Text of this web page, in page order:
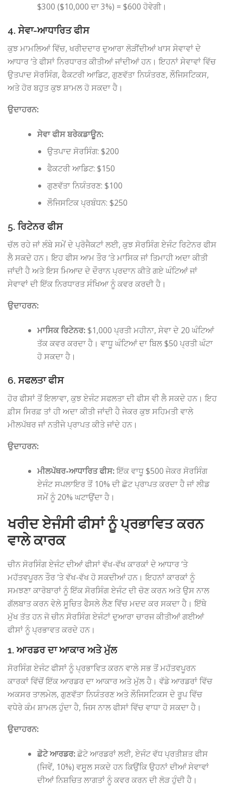
$300 ($10,000 ਦਾ 3%) = $600 ਹੋਵੇਗੀ।
4. ਸੇਵਾ-ਆਧਾਰਿਤ ਫੀਸ
ਕੁਝ ਮਾਮਲਿਆਂ ਵਿੱਚ, ਖਰੀਦਦਾਰ ਦੁਆਰਾ ਲੋੜੀਂਦੀਆਂ ਖਾਸ ਸੇਵਾਵਾਂ ਦੇ
ਆਧਾਰ ‘ਤੇ ਫੀਸਾਂ ਨਿਰਧਾਰਤ ਕੀਤੀਆਂ ਜਾਂਦੀਆਂ ਹਨ। ਇਹਨਾਂ ਸੇਵਾਵਾਂ ਵਿੱਚ
ਉਤਪਾਦ ਸੋਰਸਿੰਗ, ਫੈਕਟਰੀ ਆਡਿਟ, ਗੁਣਵੱਤਾ ਨਿਯੰਤਰਣ, ਲੌਜਿਸਟਿਕਸ,
ਅਤੇ ਹੋਰ ਬਹੁਤ ਕੁਝ ਸ਼ਾਮਲ ਹੋ ਸਕਦਾ ਹੈ।
ਉਦਾਹਰਨ:
ਸੇਵਾ ਫੀਸ ਬਰੇਕਡਾਊਨ:
ਉਤਪਾਦ ਸੋਰਸਿੰਗ: $200
ਫੈਕਟਰੀ ਆਡਿਟ: $150
ਗੁਣਵੱਤਾ ਨਿਯੰਤਰਣ: $100
ਲੌਜਿਸਟਿਕ ਪ੍ਰਬੰਧਨ: $250
5. ਰਿਟੇਨਰ ਫੀਸ
ਚੱਲ ਰਹੇ ਜਾਂ ਲੰਬੇ ਸਮੇਂ ਦੇ ਪ੍ਰੋਜੈਕਟਾਂ ਲਈ, ਕੁਝ ਸੋਰਸਿੰਗ ਏਜੰਟ ਰਿਟੇਨਰ ਫੀਸ
ਲੈ ਸਕਦੇ ਹਨ। ਇਹ ਫੀਸ ਆਮ ਤੌਰ ‘ਤੇ ਮਾਸਿਕ ਜਾਂ ਤਿਮਾਹੀ ਅਦਾ ਕੀਤੀ
ਜਾਂਦੀ ਹੈ ਅਤੇ ਇਸ ਮਿਆਦ ਦੇ ਦੌਰਾਨ ਪ੍ਰਦਾਨ ਕੀਤੇ ਗਏ ਘੰਟਿਆਂ ਜਾਂ
ਸੇਵਾਵਾਂ ਦੀ ਇੱਕ ਨਿਰਧਾਰਤ ਸੰਖਿਆ ਨੂੰ ਕਵਰ ਕਰਦੀ ਹੈ।
ਉਦਾਹਰਨ:
ਮਾਸਿਕ ਰਿਟੇਨਰ:$1,000 ਪ੍ਰਤੀ ਮਹੀਨਾ, ਸੇਵਾ ਦੇ 20 ਘੰਟਿਆਂ
ਤੱਕ ਕਵਰ ਕਰਦਾ ਹੈ। ਵਾਧੂ ਘੰਟਿਆਂ ਦਾ ਬਿਲ $50 ਪ੍ਰਤੀ ਘੰਟਾ
ਹੋ ਸਕਦਾ ਹੈ।
6. ਸਫਲਤਾ ਫੀਸ
ਹੋਰ ਫੀਸਾਂ ਤੋਂ ਇਲਾਵਾ, ਕੁਝ ਏਜੰਟ ਸਫਲਤਾ ਦੀ ਫੀਸ ਵੀ ਲੈ ਸਕਦੇ ਹਨ। ਇਹ
ਫ਼ੀਸ ਸਿਰਫ਼ ਤਾਂ ਹੀ ਅਦਾ ਕੀਤੀ ਜਾਂਦੀ ਹੈ ਜੇਕਰ ਕੁਝ ਸਹਿਮਤੀ ਵਾਲੇ
ਮੀਲਪੱਥਰ ਜਾਂ ਨਤੀਜੇ ਪ੍ਰਾਪਤ ਕੀਤੇ ਜਾਂਦੇ ਹਨ।
ਉਦਾਹਰਨ:
ਮੀਲਪੱਥਰ-ਆਧਾਰਿਤ ਫੀਸ:ਇੱਕ ਵਾਧੂ $500 ਜੇਕਰ ਸੋਰਸਿੰਗ
ਏਜੰਟ ਸਪਲਾਇਰ ਤੋਂ 10% ਦੀ ਛੋਟ ਪ੍ਰਾਪਤ ਕਰਦਾ ਹੈ ਜਾਂ ਲੀਡ
ਸਮੇਂ ਨੂੰ 20% ਘਟਾਉਂਦਾ ਹੈ।
ਖਰੀਦ ਏਜੰਸੀ ਫੀਸਾਂ ਨੂੰ ਪ੍ਰਭਾਵਿਤ ਕਰਨ
ਵਾਲੇ ਕਾਰਕ
ਚੀਨ ਸੋਰਸਿੰਗ ਏਜੰਟ ਦੀਆਂ ਫੀਸਾਂ ਵੱਖ-ਵੱਖ ਕਾਰਕਾਂ ਦੇ ਆਧਾਰ ‘ਤੇ
ਮਹੱਤਵਪੂਰਨ ਤੌਰ ‘ਤੇ ਵੱਖ-ਵੱਖ ਹੋ ਸਕਦੀਆਂ ਹਨ। ਇਹਨਾਂ ਕਾਰਕਾਂ ਨੂੰ
ਸਮਝਣਾ ਕਾਰੋਬਾਰਾਂ ਨੂੰ ਇੱਕ ਸੋਰਸਿੰਗ ਏਜੰਟ ਦੀ ਚੋਣ ਕਰਨ ਅਤੇ ਉਸ ਨਾਲ
ਗੱਲਬਾਤ ਕਰਨ ਵੇਲੇ ਸੂਚਿਤ ਫੈਸਲੇ ਲੈਣ ਵਿੱਚ ਮਦਦ ਕਰ ਸਕਦਾ ਹੈ। ਇੱਥੇ
ਮੁੱਖ ਤੱਤ ਹਨ ਜੋ ਚੀਨ ਸੋਰਸਿੰਗ ਏਜੰਟਾਂ ਦੁਆਰਾ ਚਾਰਜ ਕੀਤੀਆਂ ਗਈਆਂ
ਫੀਸਾਂ ਨੂੰ ਪ੍ਰਭਾਵਤ ਕਰਦੇ ਹਨ।
1. ਆਰਡਰ ਦਾ ਆਕਾਰ ਅਤੇ ਮੁੱਲ
ਸੋਰਸਿੰਗ ਏਜੰਟ ਫੀਸਾਂ ਨੂੰ ਪ੍ਰਭਾਵਿਤ ਕਰਨ ਵਾਲੇ ਸਭ ਤੋਂ ਮਹੱਤਵਪੂਰਨ
ਕਾਰਕਾਂ ਵਿੱਚੋਂ ਇੱਕ ਆਰਡਰ ਦਾ ਆਕਾਰ ਅਤੇ ਮੁੱਲ ਹੈ। ਵੱਡੇ ਆਰਡਰਾਂ ਵਿੱਚ
ਅਕਸਰ ਤਾਲਮੇਲ, ਗੁਣਵੱਤਾ ਨਿਯੰਤਰਣ ਅਤੇ ਲੌਜਿਸਟਿਕਸ ਦੇ ਰੂਪ ਵਿੱਚ
ਵਧੇਰੇ ਕੰਮ ਸ਼ਾਮਲ ਹੁੰਦਾ ਹੈ, ਜਿਸ ਨਾਲ ਫੀਸਾਂ ਵਿੱਚ ਵਾਧਾ ਹੋ ਸਕਦਾ ਹੈ।
ਉਦਾਹਰਨ:
ਛੋਟੇ ਆਰਡਰ:ਛੋਟੇ ਆਰਡਰਾਂ ਲਈ, ਏਜੰਟ ਵੱਧ ਪ੍ਰਤੀਸ਼ਤ ਫੀਸ
(ਜਿਵੇਂ, 10%) ਵਸੂਲ ਸਕਦੇ ਹਨ ਕਿਉਂਕਿ ਉਹਨਾਂ ਦੀਆਂ ਸੇਵਾਵਾਂ
ਦੀਆਂ ਨਿਸ਼ਚਿਤ ਲਾਗਤਾਂ ਨੂੰ ਕਵਰ ਕਰਨ ਦੀ ਲੋੜ ਹੁੰਦੀ ਹੈ।